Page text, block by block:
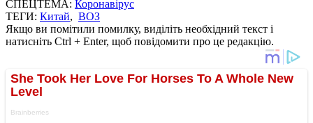
СПЕЦТЕМА: Коронавірус
ТЕГИ: Китай, ВОЗ
Якщо ви помітили помилку, виділіть необхідний текст і
натисніть Ctrl + Enter, щоб повідомити про це редакцію.